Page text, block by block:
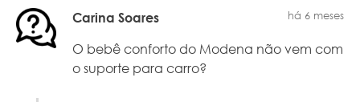
Carina Soares há 6 meses
O bebê conforto do Modena não vem com
o suporte para carro?